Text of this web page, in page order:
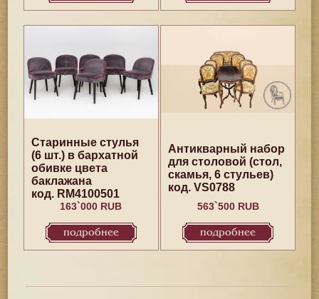
Старинные стулья
(6 шт.) в бархатной
обивке цвета
баклажана
код. RM4100501
163`000 RUB
подробнее
Антикварный набор
для столовой (стол,
скамья, 6 стульев)
код. VS0788
563`500 RUB
подробнее